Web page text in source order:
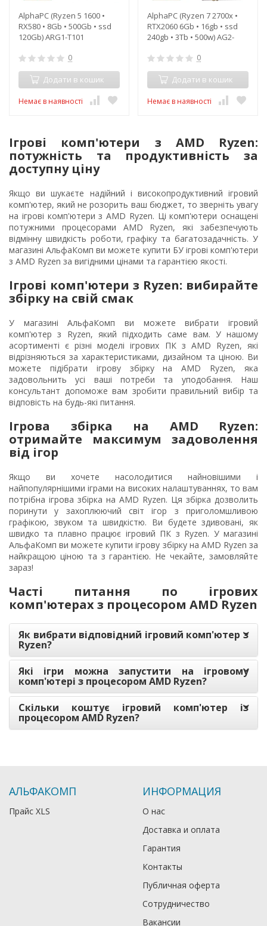
AlphaPC (Ryzen 5 1600 •
RX580 • 8Gb • 500Gb • ssd
120Gb) ARG1-T101
0
Додати в кошик
Немає в наявності
AlphaPC (Ryzen 7 2700x •
RTX2060 6Gb • 16gb • ssd
240gb • 3Tb • 500w) AG2-
0
Додати в кошик
Немає в наявності
Ігрові комп'ютери з AMD Ryzen:
потужність та продуктивність за
доступну ціну
Якщо ви шукаєте надійний і високопродуктивний ігровий
комп'ютер, який не розорить ваш бюджет, то зверніть увагу
на ігрові комп'ютери з AMD Ryzen. Ці комп'ютери оснащені
потужними процесорами AMD Ryzen, які забезпечують
відмінну швидкість роботи, графіку та багатозадачність. У
магазині АльфаКомп ви можете купити БУ ігрові комп'ютери
з AMD Ryzen за вигідними цінами та гарантією якості.
Ігрові комп'ютери з Ryzen: вибирайте
збірку на свій смак
У магазині АльфаКомп ви можете вибрати ігровий
комп'ютер з Ryzen, який підходить саме вам. У нашому
асортименті є різні моделі ігрових ПК з AMD Ryzen, які
відрізняються за характеристиками, дизайном та ціною. Ви
можете підібрати ігрову збірку на AMD Ryzen, яка
задовольнить усі ваші потреби та уподобання. Наш
консультант допоможе вам зробити правильний вибір та
відповість на будь-які питання.
Ігрова збірка на AMD Ryzen:
отримайте максимум задоволення
від ігор
Якщо ви хочете насолодитися найновішими і
найпопулярнішими іграми на високих налаштуваннях, то вам
потрібна ігрова збірка на AMD Ryzen. Ця збірка дозволить
поринути у захоплюючий світ ігор з приголомшливою
графікою, звуком та швидкістю. Ви будете здивовані, як
швидко та плавно працює ігровий ПК з Ryzen. У магазині
АльфаКомп ви можете купити ігрову збірку на AMD Ryzen за
найкращою ціною та з гарантією. Не чекайте, замовляйте
зараз!
Часті питання по ігрових
комп'ютерах з процесором AMD Ryzen
Як вибрати відповідний ігровий комп'ютер з
Ryzen?
Які ігри можна запустити на ігровому
комп'ютері з процесором AMD Ryzen?
Скільки коштує ігровий комп'ютер із
процесором AMD Ryzen?
АЛЬФАКОМП
Прайс XLS
ИНФОРМАЦИЯ
О нас
Доставка и оплата
Гарантия
Контакты
Публичная оферта
Сотрудничество
Вакансии